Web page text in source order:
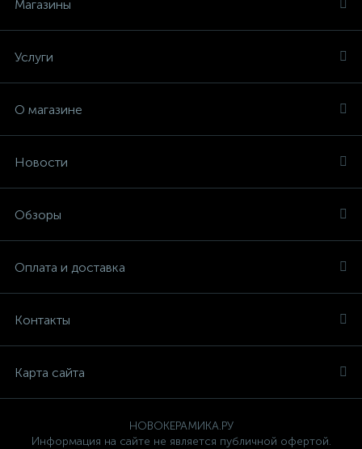
Магазины
Услуги
О магазине
Новости
Обзоры
Оплата и доставка
Контакты
Карта сайта
НОВОКЕРАМИКА.РУ
Информация на сайте не является публичной офертой.